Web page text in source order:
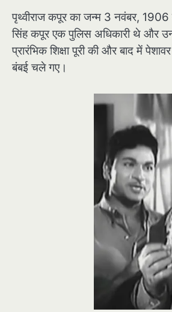
पृथ्वीराज कपूर का जन्म 3 नवंबर, 1906
सिंह कपूर एक पुलिस अधिकारी थे और
प्रारंभिक शिक्षा पूरी की और बाद में
बंबई चले गए।